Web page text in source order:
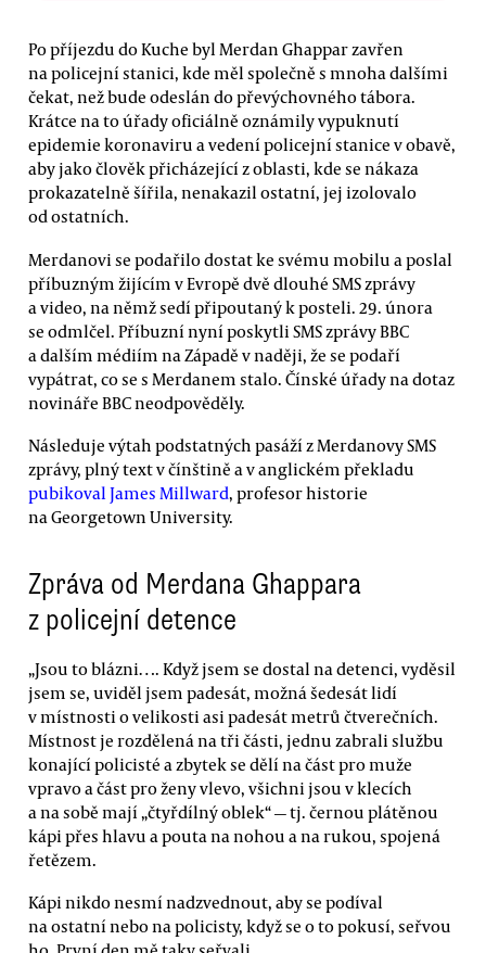
Po příjezdu do Kuche byl Merdan Ghappar zavřen
na policejní stanici, kde měl společně s mnoha dalšími
čekat, než bude odeslán do převýchovného tábora.
Krátce na to úřady oficiálně oznámily vypuknutí
epidemie koronaviru a vedení policejní stanice v obavě,
aby jako člověk přicházející z oblasti, kde se nákaza
prokazatelně šířila, nenakazil ostatní, jej izolovalo
od ostatních.
Merdanovi se podařilo dostat ke svému mobilu a poslal
příbuzným žijícím v Evropě dvě dlouhé SMS zprávy
a video, na němž sedí připoutaný k posteli. 29. února
se odmlčel. Příbuzní nyní poskytli SMS zprávy BBC
a dalším médiím na Západě v naději, že se podaří
vypátrat, co se s Merdanem stalo. Čínské úřady na dotaz
novináře BBC neodpověděly.
Následuje výtah podstatných pasáží z Merdanovy SMS
zprávy, plný text v čínštině a v anglickém překladu
pubikoval James Millward, profesor historie
na Georgetown University.
Zpráva od Merdana Ghappara
z policejní detence
„Jsou to blázni…. Když jsem se dostal na detenci, vyděsil
jsem se, uviděl jsem padesát, možná šedesát lidí
v místnosti o velikosti asi padesát metrů čtverečních.
Místnost je rozdělená na tři části, jednu zabrali službu
konající policisté a zbytek se dělí na část pro muže
vpravo a část pro ženy vlevo, všichni jsou v klecích
a na sobě mají „čtyřdílný oblek“ — tj. černou plátěnou
kápi přes hlavu a pouta na nohou a na rukou, spojená
řetězem.
Kápi nikdo nesmí nadzvednout, aby se podíval
na ostatní nebo na policisty, když se o to pokusí, seřvou